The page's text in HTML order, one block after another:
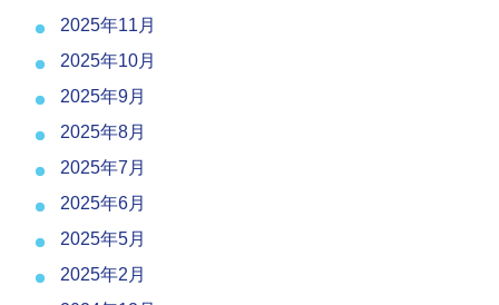
2025年11月
2025年10月
2025年9月
2025年8月
2025年7月
2025年6月
2025年5月
2025年2月